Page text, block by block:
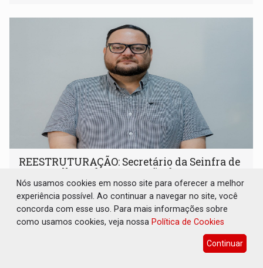
REESTRUTURAÇÃO: Secretário da Seinfra de
Porto Velho pede exoneração do cargo
Geral 07 de Agosto de 2026 às 10:37
Thiago Cantanhede Pacheco esteve à frente da pasta por
pouco mais de um ano
Nós usamos cookies em nosso site para oferecer a melhor
experiência possível. Ao continuar a navegar no site, você
concorda com esse uso. Para mais informações sobre
como usamos cookies, veja nossa Política de Cookies
Continuar